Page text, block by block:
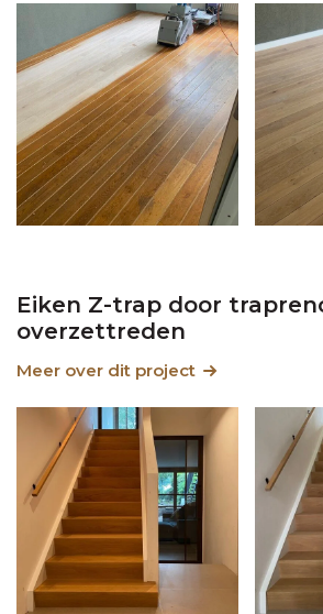
Eiken Z-trap door
overzettreden
Meer over dit project